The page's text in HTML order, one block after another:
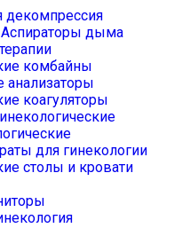
декомпрессия
Аспираторы дыма
комбайны
анализаторы
коагуляторы
для гинекологии
столы и кровати